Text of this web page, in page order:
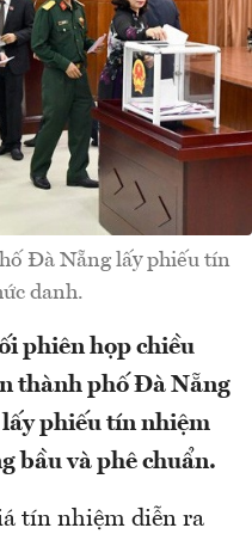
Đà Nẵng lấy phiếu tín
danh.
phiên họp chiều
thành phố Đà Nẵng
lấy phiếu tín nhiệm
bầu và phê chuẩn.
tín nhiệm diễn ra